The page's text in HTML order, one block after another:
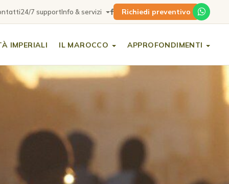
24/7 supportInfo & servizi Richiedi preventivo
IMPERIALI IL MAROCCO APPROFONDIMENTI